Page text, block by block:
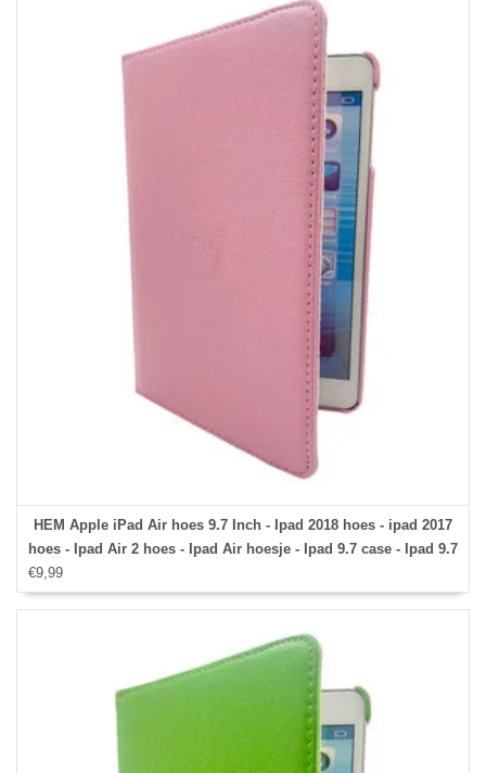
HEM Apple iPad Air hoes 9.7 Inch - Ipad 2018 hoes - ipad 2017
hoes - Ipad Air 2 hoes - Ipad Air hoesje - Ipad 9.7 case - Ipad 9.7
Autowake Draaibare Cover - Ipad hoes 2017/2018 - Licht Roze -
Gehele draaibare bescherming voor Ipad
€9,99